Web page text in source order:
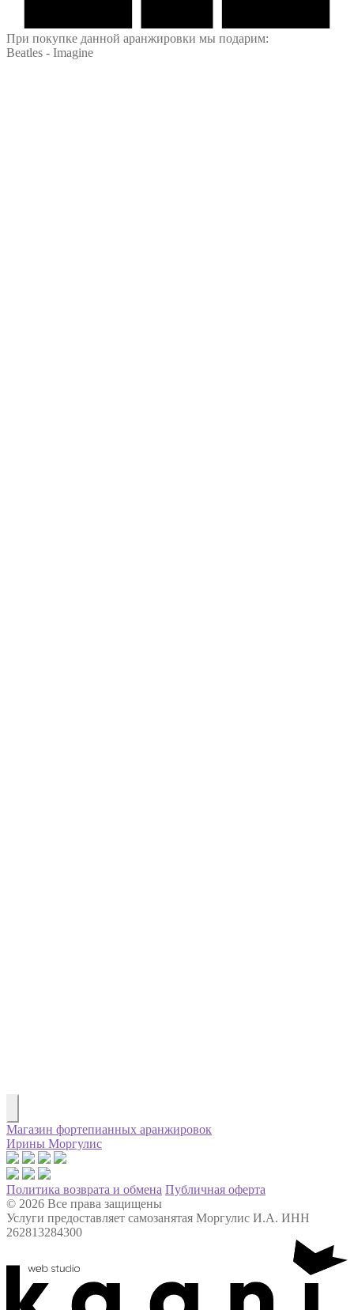
При покупке данной аранжировки мы подарим:
Beatles - Imagine
Магазин фортепианных аранжировок
Ирины Моргулис
Политика возврата и обмена Публичная оферта
© 2026 Все права защищены
Услуги предоставляет самозанятая Моргулис И.А. ИНН
262813284300